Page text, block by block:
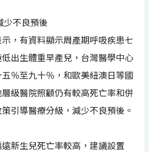
少不良預後
，有資料顯示周產期呼吸疾患七
出生體重早產兒，台灣醫學中心
％至九十％，和歐美紐澳日等國
級醫院照顧仍有較高死亡率和併
引導醫療分級，減少不良預後。
新生兒死亡率較高，建議設置